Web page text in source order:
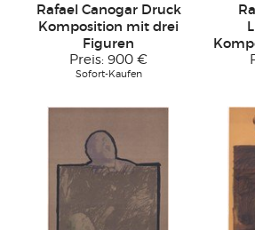
Rafael Canogar Druck
Komposition mit drei
Figuren
Preis: 900 €
Sofort-Kaufen